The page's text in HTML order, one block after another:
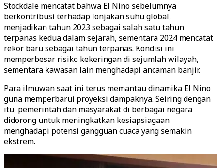
Stockdale mencatat bahwa El Nino sebelumnya
berkontribusi terhadap lonjakan suhu global,
menjadikan tahun 2023 sebagai salah satu tahun
terpanas kedua dalam sejarah, sementara 2024 mencatat
rekor baru sebagai tahun terpanas. Kondisi ini
memperbesar risiko kekeringan di sejumlah wilayah,
sementara kawasan lain menghadapi ancaman banjir.
Para ilmuwan saat ini terus memantau dinamika El Nino
guna memperbarui proyeksi dampaknya. Seiring dengan
itu, pemerintah dan masyarakat di berbagai negara
didorong untuk meningkatkan kesiapsiagaan
menghadapi potensi gangguan cuaca yang semakin
ekstrem.